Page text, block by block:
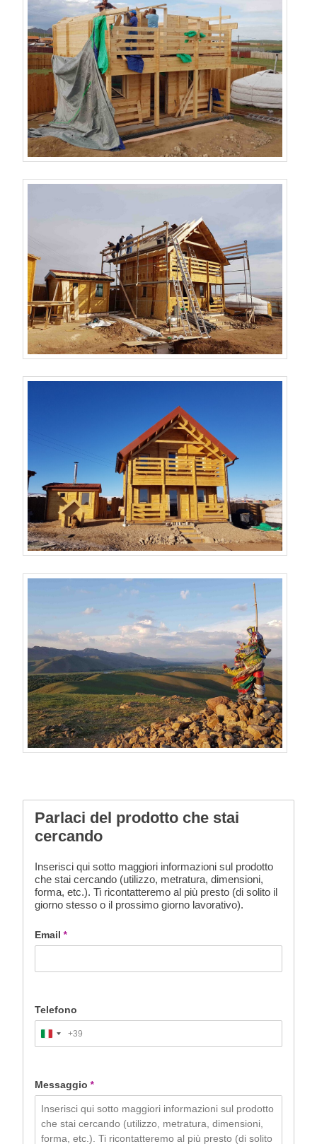
Parlaci del prodotto che stai
cercando
Inserisci qui sotto maggiori informazioni sul prodotto
che stai cercando (utilizzo, metratura, dimensioni,
forma, etc.). Ti ricontatteremo al più presto (di solito il
giorno stesso o il prossimo giorno lavorativo).
Email *
Telefono
Italy
+39
+39
Messaggio *